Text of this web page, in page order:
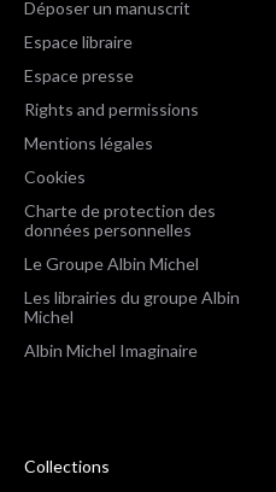
Déposer un manuscrit
Espace libraire
Espace presse
Rights and permissions
Mentions légales
Cookies
Charte de protection des
données personnelles
Le Groupe Albin Michel
Les librairies du groupe Albin
Michel
Albin Michel Imaginaire
Collections